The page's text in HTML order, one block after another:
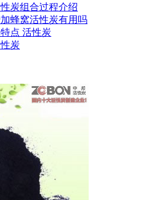
炭组合过程介绍
蜂窝活性炭有用吗
点 活性炭
炭